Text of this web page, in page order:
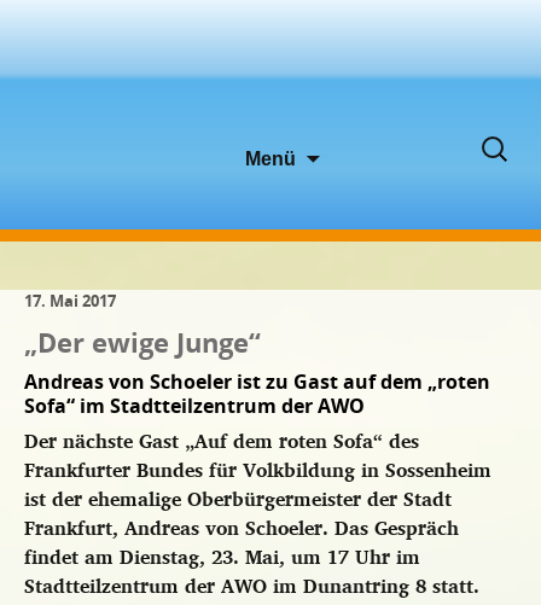
Menü
Suchen
17. Mai 2017
„Der ewige Junge“
Andreas von Schoeler ist zu Gast auf dem „roten
Sofa“ im Stadtteilzentrum der AWO
Der nächste Gast „Auf dem roten Sofa“ des
Frankfurter Bundes für Volkbildung in Sossenheim
ist der ehemalige Oberbürgermeister der Stadt
Frankfurt, Andreas von Schoeler. Das Gespräch
findet am Dienstag, 23. Mai, um 17 Uhr im
Stadtteilzentrum der AWO im Dunantring 8 statt.